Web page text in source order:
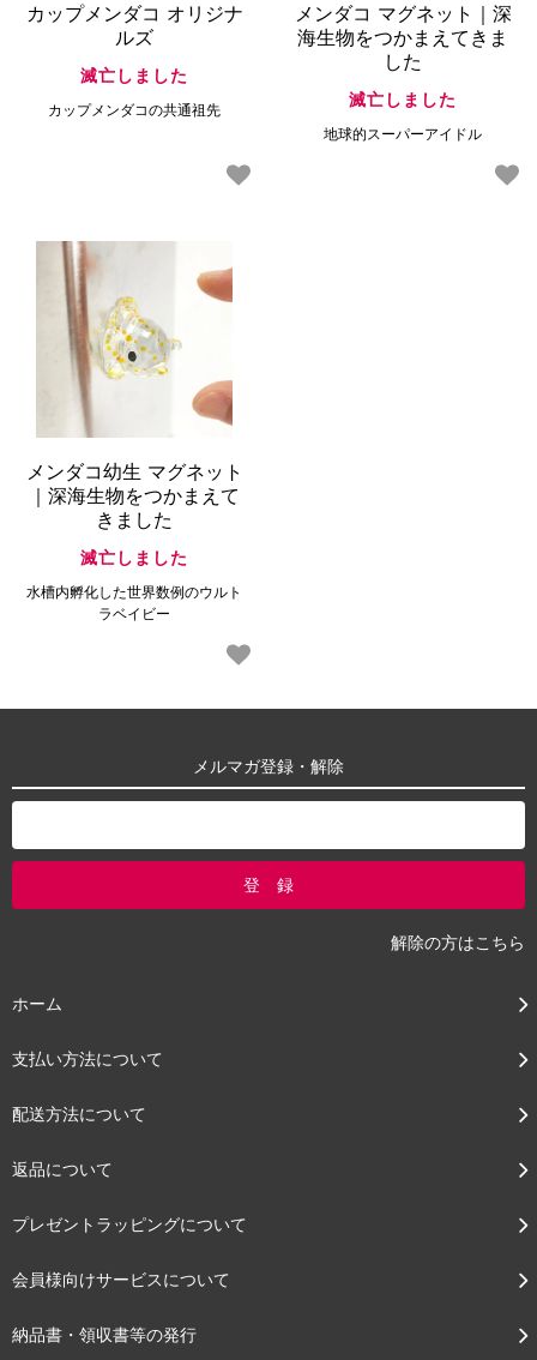
カップメンダコ オリジナ
ルズ
滅亡しました
カップメンダコの共通祖先
メンダコ マグネット｜深
海生物をつかまえてきま
した
滅亡しました
地球的スーパーアイドル
メンダコ幼生 マグネット
｜深海生物をつかまえて
きました
滅亡しました
水槽内孵化した世界数例のウルト
ラベイビー
メルマガ登録・解除
解除の方はこちら
ホーム
支払い方法について
配送方法について
返品について
プレゼントラッピングについて
会員様向けサービスについて
納品書・領収書等の発行